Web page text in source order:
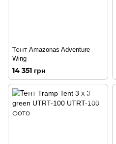
Тент Amazonas Adventure
Wing
14 351 грн